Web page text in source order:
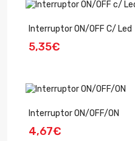
Interruptor ON/OFF C/ Led
5,35€
Interruptor ON/OFF/ON
4,67€